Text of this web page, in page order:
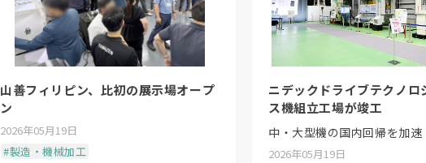
山善フィリピン、比初の展示場オープ
ン
2026年05月19日
#製造・機械加工
ニデックドライブテクノロ
ス機組立工場が竣工
中・大型機の国内回帰を加速
2026年05月19日